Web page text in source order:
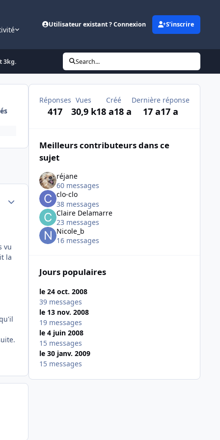
Utilisateur existant ? Connexion S’inscrire
3kg. Search...
Author stats
vu
la
Réponses
417
Vues
30,9 k
Créé
18 a18 a
Dernière réponse
17 a17 a
Meilleurs contributeurs dans ce
sujet
réjane
60 messages
clo-clo
38 messages
Claire Delamarre
23 messages
Nicole_b
16 messages
Jours populaires
le 24 oct. 2008
39 messages
le 13 nov. 2008
19 messages
le 4 juin 2008
15 messages
le 30 janv. 2009
15 messages